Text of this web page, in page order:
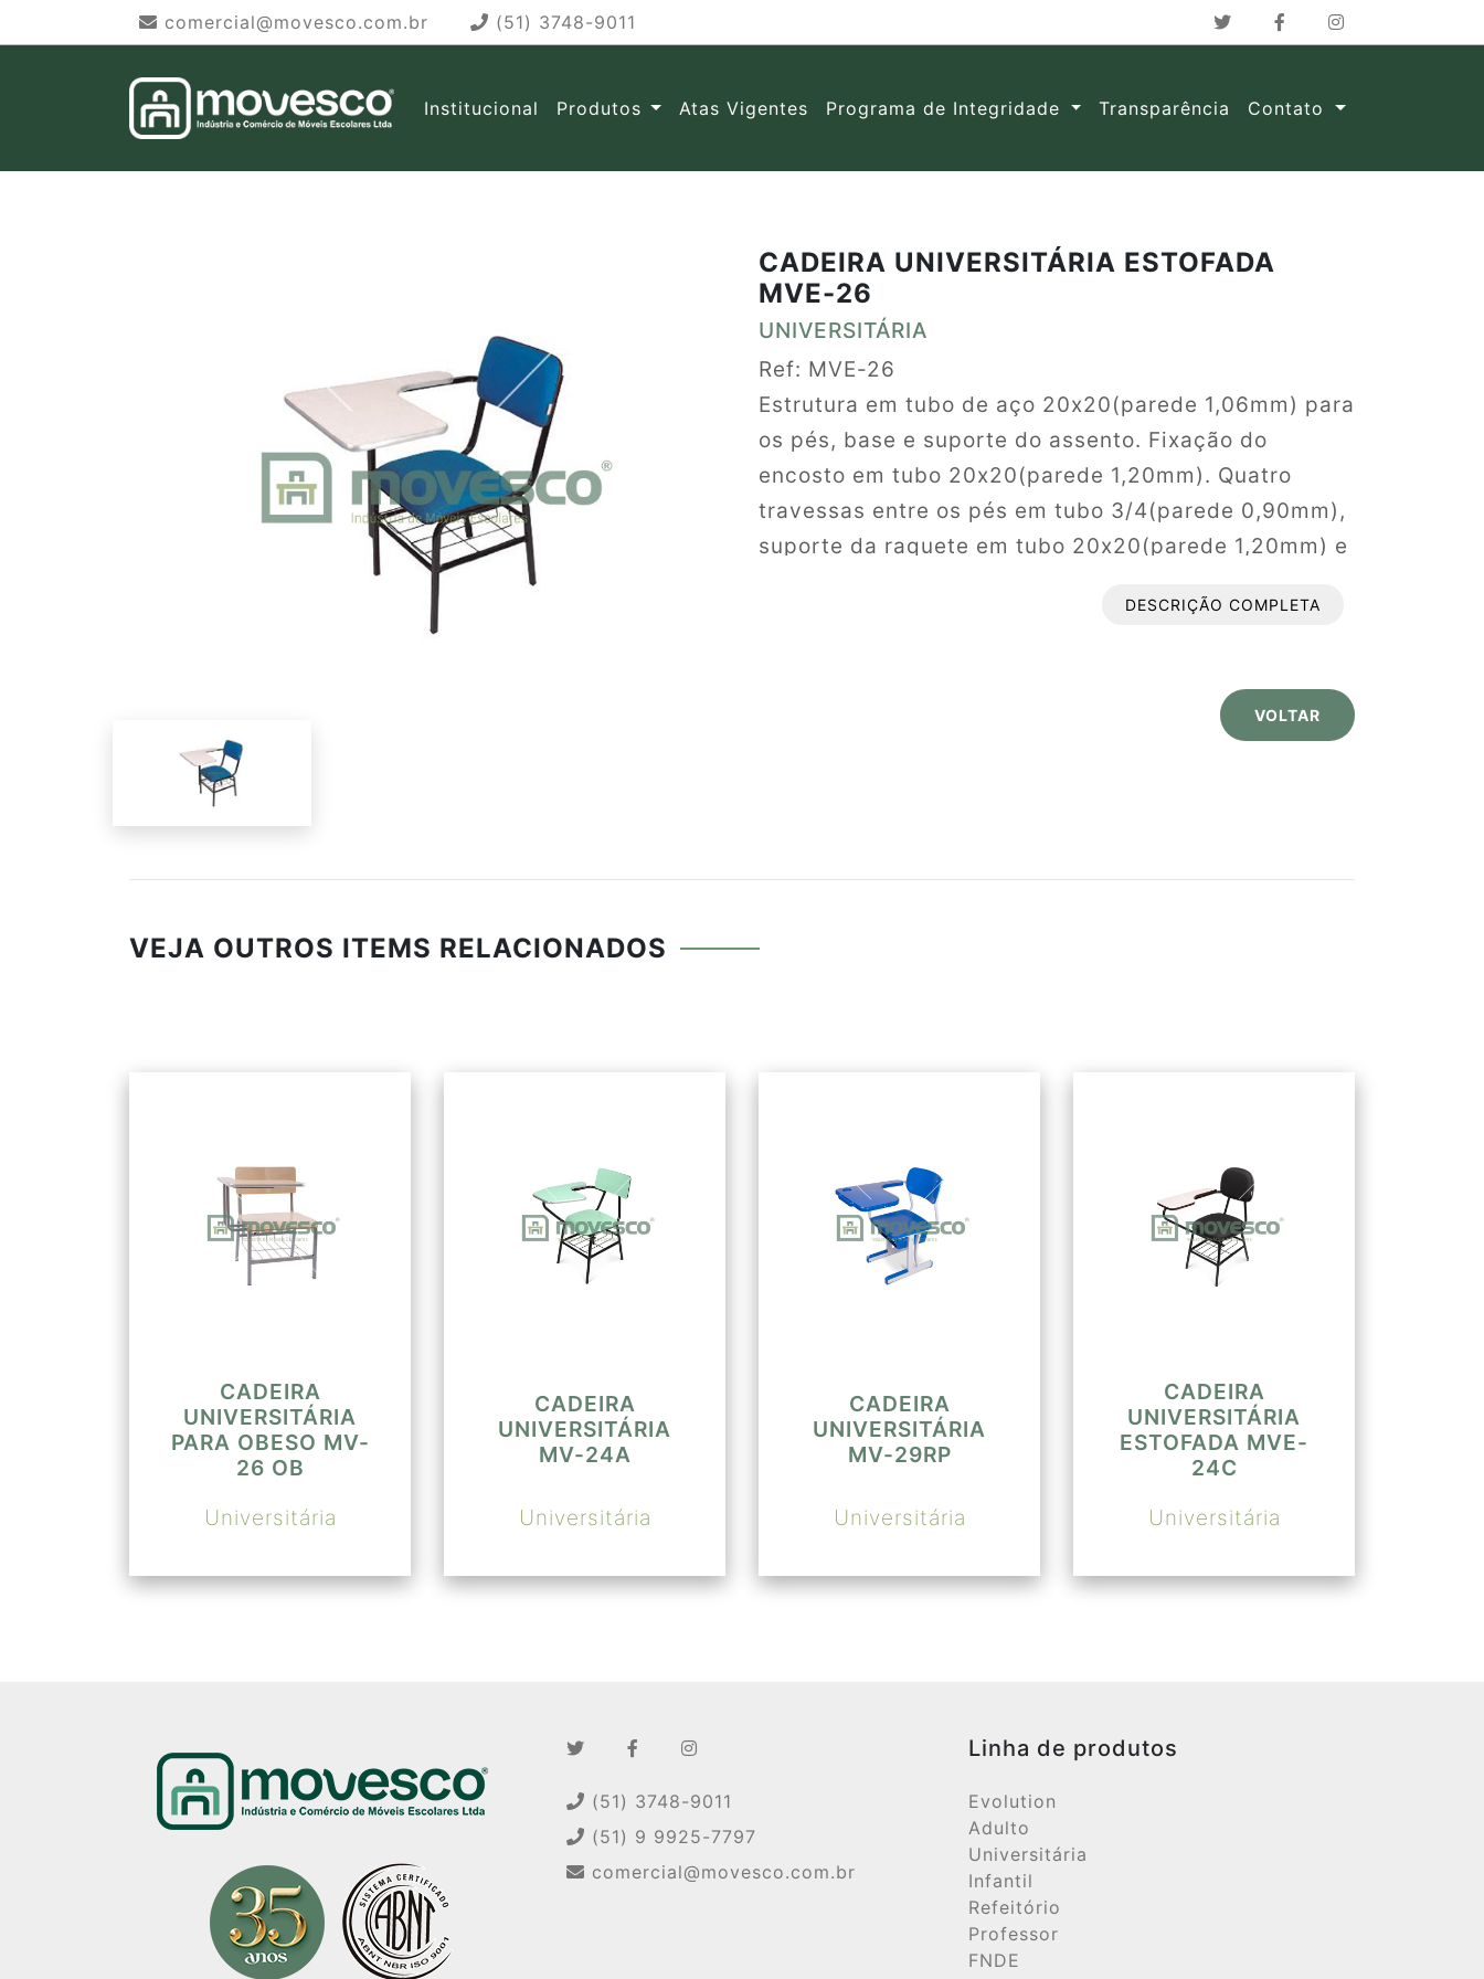
comercial@movesco.com.br (51) 3748-9011
Institucional Produtos Atas Vigentes Programa de Integridade Transparência Contato
CADEIRA UNIVERSITÁRIA ESTOFADA
MVE-26
UNIVERSITÁRIA
Ref: MVE-26
Estrutura em tubo de aço 20x20(parede 1,06mm) para
os pés, base e suporte do assento. Fixação do
encosto em tubo 20x20(parede 1,20mm). Quatro
travessas entre os pés em tubo 3/4(parede 0,90mm),
suporte da raquete em tubo 20x20(parede 1,20mm) e
plásticas 20x20 com pino embutido. Soldagem pelo
superfície com tratamento especial, anticorrosivo e
desengraxante. Pintura em epóxi-pó, processo de
ranhuras de 3,7mm. Raio de curvatura da parte
boleada de 12mm. Fixados a estrutura através de
parafusos autoatarraxantes 5x35 PHP. Altura do
assento ao chão 460mm, altura do encosto ao chão
DESCRIÇÃO COMPLETA
VOLTAR
VEJA OUTROS ITEMS RELACIONADOS
CADEIRA
UNIVERSITÁRIA
PARA OBESO MV-
26 OB
Universitária
CADEIRA
UNIVERSITÁRIA
MV-24A
Universitária
CADEIRA
UNIVERSITÁRIA
MV-29RP
Universitária
CADEIRA
UNIVERSITÁRIA
ESTOFADA MVE-
24C
Universitária
(51) 3748-9011
(51) 9 9925-7797
comercial@movesco.com.br
Linha de produtos
Evolution
Adulto
Universitária
Infantil
Refeitório
Professor
FNDE